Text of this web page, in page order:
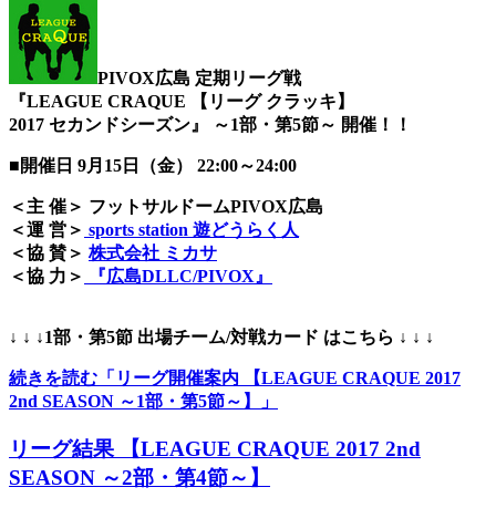
PIVOX広島 定期リーグ戦
『LEAGUE CRAQUE 【リーグ クラッキ】
2017 セカンドシーズン』 ～1部・第5節～ 開催！！
■開催日 9月15日（金） 22:00～24:00
＜主 催＞ フットサルドームPIVOX広島
＜運 営＞ sports station 遊どうらく人
＜協 賛＞ 株式会社 ミカサ
＜協 力＞
『広島DLLC/PIVOX』
↓ ↓ ↓1部・第5節 出場チーム/対戦カード はこちら ↓ ↓ ↓
続きを読む「リーグ開催案内 【LEAGUE CRAQUE 2017
2nd SEASON ～1部・第5節～】」
リーグ結果 【LEAGUE CRAQUE 2017 2nd
SEASON ～2部・第4節～】